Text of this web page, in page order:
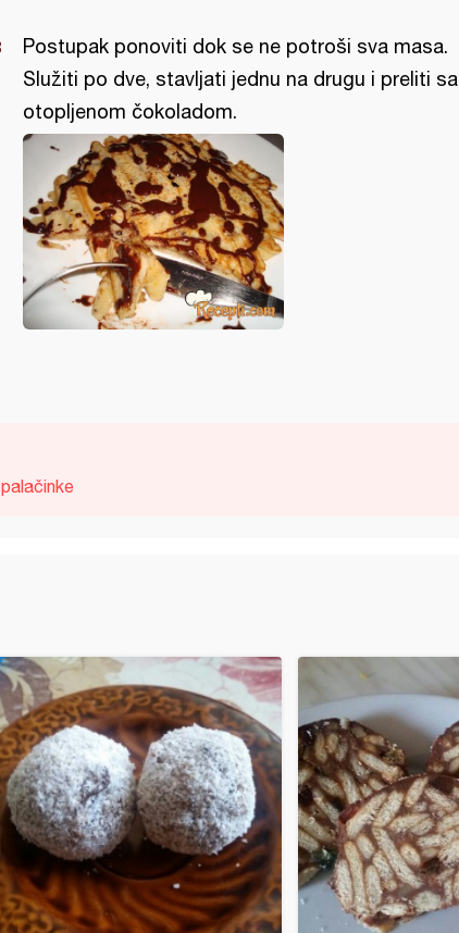
Postupak ponoviti dok se ne potroši sva masa.
Služiti po dve, stavljati jednu na drugu i preliti sa
otopljenom čokoladom.
palačinke